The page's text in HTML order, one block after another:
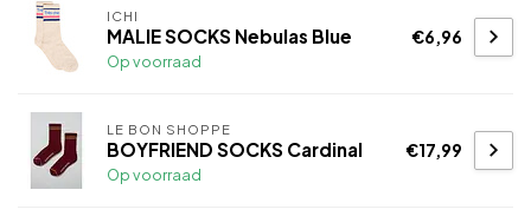
ICHI
MALIE SOCKS Nebulas Blue
Op voorraad
€6,96
LE BON SHOPPE
BOYFRIEND SOCKS Cardinal
Op voorraad
€17,99